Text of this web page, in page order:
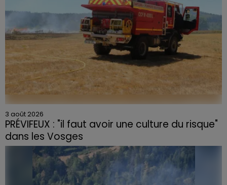
3 août 2026
PRÉVIFEUX : "il faut avoir une culture du risque"
dans les Vosges